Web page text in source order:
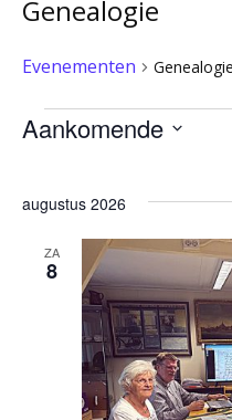
Genealogie
Evenementen Genealogie
Evenementen
Aankomende
datum.
augustus 2026
ZA
8